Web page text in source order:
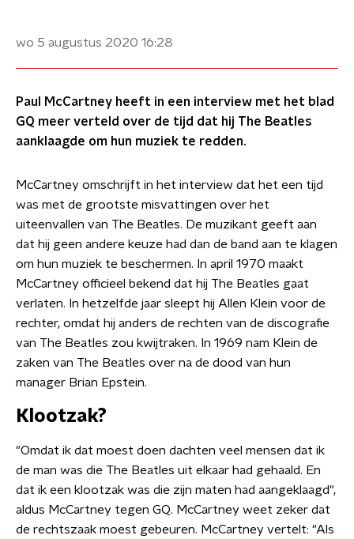
wo 5 augustus 2020 16:28
Paul McCartney heeft in een interview met het blad
GQ meer verteld over de tijd dat hij The Beatles
aanklaagde om hun muziek te redden.
McCartney omschrijft in het interview dat het een tijd
was met de grootste misvattingen over het
uiteenvallen van The Beatles. De muzikant geeft aan
dat hij geen andere keuze had dan de band aan te klagen
om hun muziek te beschermen. In april 1970 maakt
McCartney officieel bekend dat hij The Beatles gaat
verlaten. In hetzelfde jaar sleept hij Allen Klein voor de
rechter, omdat hij anders de rechten van de discografie
van The Beatles zou kwijtraken. In 1969 nam Klein de
zaken van The Beatles over na de dood van hun
manager Brian Epstein.
Klootzak?
"Omdat ik dat moest doen dachten veel mensen dat ik
de man was die The Beatles uit elkaar had gehaald. En
dat ik een klootzak was die zijn maten had aangeklaagd",
aldus McCartney tegen GQ. McCartney weet zeker dat
de rechtszaak moest gebeuren. McCartney vertelt: "Als